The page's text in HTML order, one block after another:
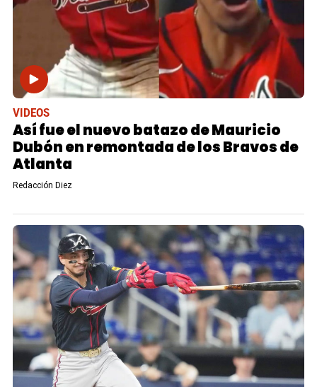
VIDEOS
Así fue el nuevo batazo de Mauricio
Dubón en remontada de los Bravos de
Atlanta
Redacción Diez